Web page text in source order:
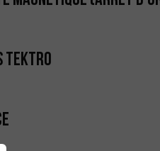
Tektro